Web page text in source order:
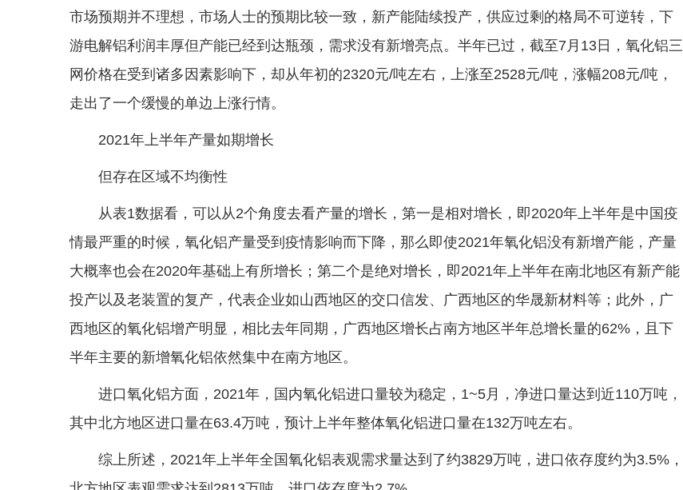
市场预期并不理想，市场人士的预期比较一致，新产能陆续投产，供应过剩的格局不可逆转，下
游电解铝利润丰厚但产能已经到达瓶颈，需求没有新增亮点。半年已过，截至7月13日，氧化铝三
网价格在受到诸多因素影响下，却从年初的2320元/吨左右，上涨至2528元/吨，涨幅208元/吨，
走出了一个缓慢的单边上涨行情。
2021年上半年产量如期增长
但存在区域不均衡性
从表1数据看，可以从2个角度去看产量的增长，第一是相对增长，即2020年上半年是中国疫
情最严重的时候，氧化铝产量受到疫情影响而下降，那么即使2021年氧化铝没有新增产能，产量
大概率也会在2020年基础上有所增长；第二个是绝对增长，即2021年上半年在南北地区有新产能
投产以及老装置的复产，代表企业如山西地区的交口信发、广西地区的华晟新材料等；此外，广
西地区的氧化铝增产明显，相比去年同期，广西地区增长占南方地区半年总增长量的62%，且下
半年主要的新增氧化铝依然集中在南方地区。
进口氧化铝方面，2021年，国内氧化铝进口量较为稳定，1~5月，净进口量达到近110万吨，
其中北方地区进口量在63.4万吨，预计上半年整体氧化铝进口量在132万吨左右。
综上所述，2021年上半年全国氧化铝表观需求量达到了约3829万吨，进口依存度约为3.5%，